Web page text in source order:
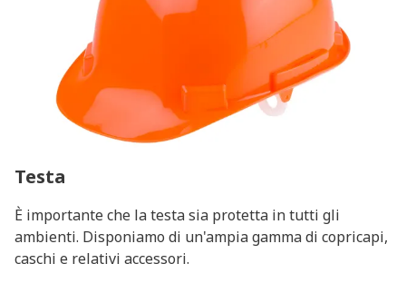
Testa
È importante che la testa sia protetta in tutti gli
ambienti. Disponiamo di un'ampia gamma di copricapi,
caschi e relativi accessori.